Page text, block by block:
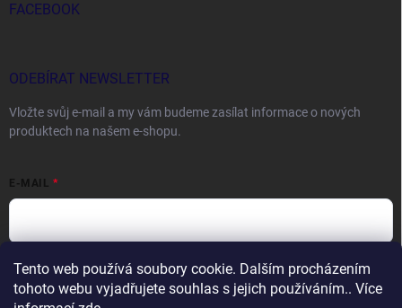
Tento web používá soubory cookie. Dalším procházením
tohoto webu vyjadřujete souhlas s jejich používáním.. Více
FACEBOOK
ODEBÍRAT NEWSLETTER
Vložte svůj e-mail a my vám budeme zasílat informace o nových
produktech na našem e-shopu.
E-MAIL
Vložením e-mailu souhlasíte spodmínkami ochrany osobních údajů
Přihlásit se